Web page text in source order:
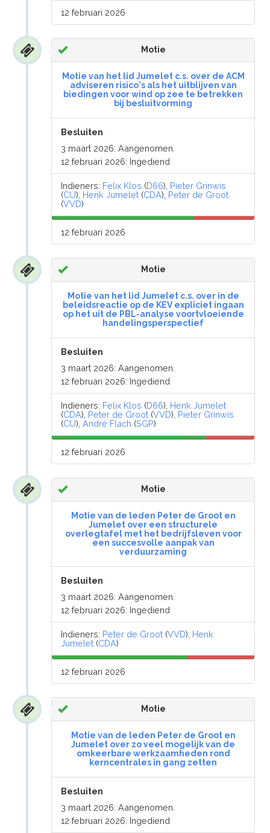
12 februari 2026
Motie
Motie van het lid Jumelet c.s. over de ACM
adviseren risico's als het uitblijven van
biedingen voor wind op zee te betrekken
bij besluitvorming
Besluiten
3 maart 2026: Aangenomen.
12 februari 2026: Ingediend
Indieners: Felix Klos (D66), Pieter Grinwis
(CU), Henk Jumelet (CDA), Peter de Groot
(VVD)
12 februari 2026
Motie
Motie van het lid Jumelet c.s. over in de
beleidsreactie op de KEV expliciet ingaan
op het uit de PBL-analyse voortvloeiende
handelingsperspectief
Besluiten
3 maart 2026: Aangenomen.
12 februari 2026: Ingediend
Indieners: Felix Klos (D66), Henk Jumelet
(CDA), Peter de Groot (VVD), Pieter Grinwis
(CU),André Flach (SGP)
12 februari 2026
Motie
Motie van de leden Peter de Groot en
Jumelet over een structurele
overlegtafel met het bedrijfsleven voor
een succesvolle aanpak van
verduurzaming
Besluiten
3 maart 2026: Aangenomen.
12 februari 2026: Ingediend
Indieners: Peter de Groot (VVD), Henk
Jumelet (CDA)
12 februari 2026
Motie
Motie van de leden Peter de Groot en
Jumelet over zo veel mogelijk van de
omkeerbare werkzaamheden rond
kerncentrales in gang zetten
Besluiten
3 maart 2026: Aangenomen.
12 februari 2026: Ingediend